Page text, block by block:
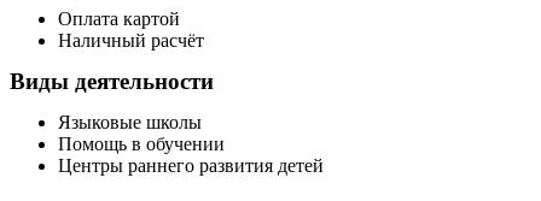
Оплата картой
Наличный расчёт
Виды деятельности
Языковые школы
Помощь в обучении
Центры раннего развития детей